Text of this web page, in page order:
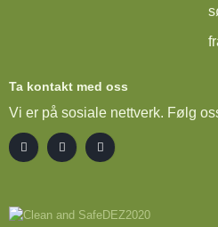
Ta kontakt med oss
Vi er på sosiale nettverk. Følg